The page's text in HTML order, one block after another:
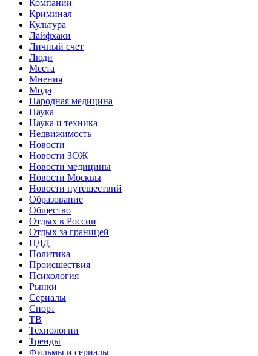
Компании
Криминал
Культура
Лайфхаки
Личный счет
Люди
Места
Мнения
Мода
Народная медицина
Наука
Наука и техника
Недвижимость
Новости
Новости ЗОЖ
Новости медицины
Новости Москвы
Новости путешествий
Образование
Общество
Отдых в России
Отдых за границей
ПДД
Политика
Происшествия
Психология
Рынки
Сериалы
Спорт
ТВ
Технологии
Тренды
Фильмы и сериалы